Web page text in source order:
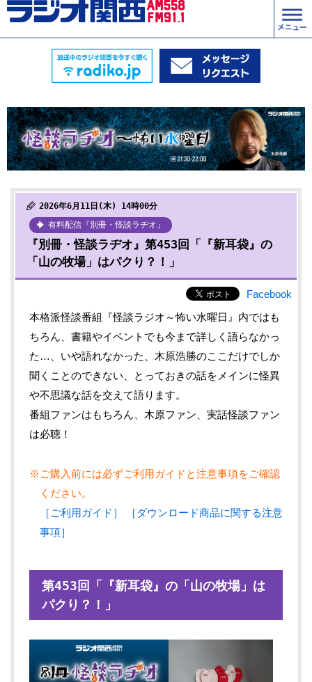
2026年6月11日(木) 14時00分
有料配信『別冊・怪談ラヂオ』
『別冊・怪談ラヂオ』第453回「『新耳袋』の
「山の牧場」はパクり？！」
Facebook
本格派怪談番組『怪談ラジオ～怖い水曜日』内ではも
ちろん、書籍やイベントでも今まで詳しく語らなかっ
た…、いや語れなかった、木原浩勝のここだけでしか
聞くことのできない、とっておきの話をメインに怪異
や不思議な話を交えて語ります。
番組ファンはもちろん、木原ファン、実話怪談ファン
は必聴！
※ご購入前には必ずご利用ガイドと注意事項をご確認
ください。
［ご利用ガイド］
［ダウンロード商品に関する注意
事項］
第453回「『新耳袋』の「山の牧場」は
パクり？！」